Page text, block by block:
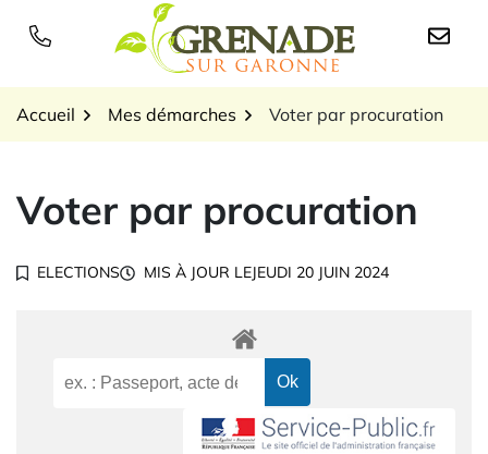
Logo Grenade sur
Accueil Mes démarches Voter par procuration
Voter par procuration
ELECTIONS MIS À JOUR LEJEUDI 20 JUIN 2024